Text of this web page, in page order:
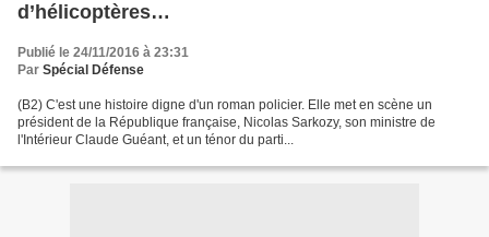
d’hélicoptères…
Publié le 24/11/2016 à 23:31
Par Spécial Défense
(B2) C'est une histoire digne d'un roman policier. Elle met en scène un
président de la République française, Nicolas Sarkozy, son ministre de
l'Intérieur Claude Guéant, et un ténor du parti...